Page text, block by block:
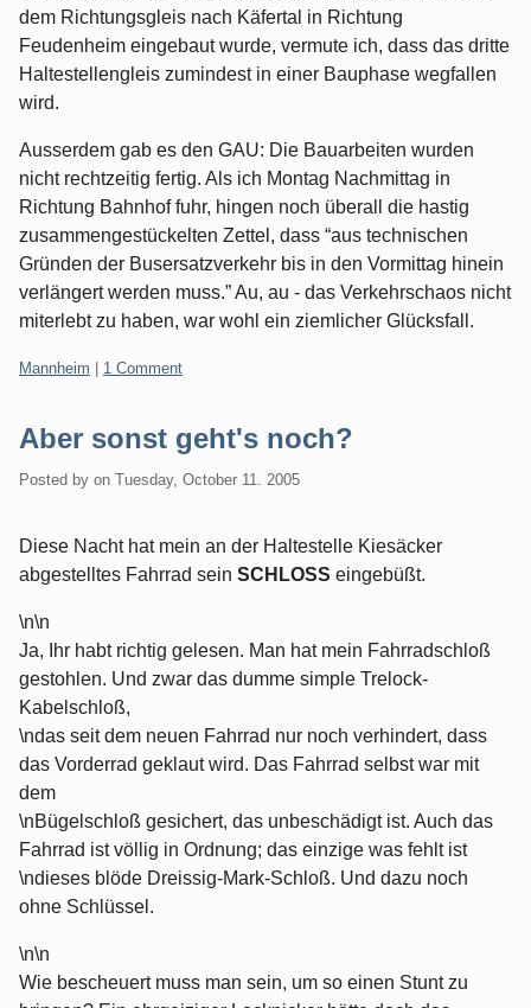
dem Richtungsgleis nach Käfertal in Richtung
Feudenheim eingebaut wurde, vermute ich, dass das dritte
Haltestellengleis zumindest in einer Bauphase wegfallen
wird.
Ausserdem gab es den GAU: Die Bauarbeiten wurden
nicht rechtzeitig fertig. Als ich Montag Nachmittag in
Richtung Bahnhof fuhr, hingen noch überall die hastig
zusammengestückelten Zettel, dass “aus technischen
Gründen der Busersatzverkehr bis in den Vormittag hinein
verlängert werden muss.” Au, au - das Verkehrschaos nicht
miterlebt zu haben, war wohl ein ziemlicher Glücksfall.
Categories:
Mannheim 1 Comment
Aber sonst geht's noch?
Posted by on Tuesday, October 11. 2005
Diese Nacht hat mein an der Haltestelle Kiesäcker
abgestelltes Fahrrad sein SCHLOSS eingebüßt.
\n\n
Ja, Ihr habt richtig gelesen. Man hat mein Fahrradschloß
gestohlen. Und zwar das dumme simple Trelock-
Kabelschloß,
\ndas seit dem neuen Fahrrad nur noch verhindert, dass
das Vorderrad geklaut wird. Das Fahrrad selbst war mit
dem
\nBügelschloß gesichert, das unbeschädigt ist. Auch das
Fahrrad ist völlig in Ordnung; das einzige was fehlt ist
\ndieses blöde Dreissig-Mark-Schloß. Und dazu noch
ohne Schlüssel.
\n\n
Wie bescheuert muss man sein, um so einen Stunt zu